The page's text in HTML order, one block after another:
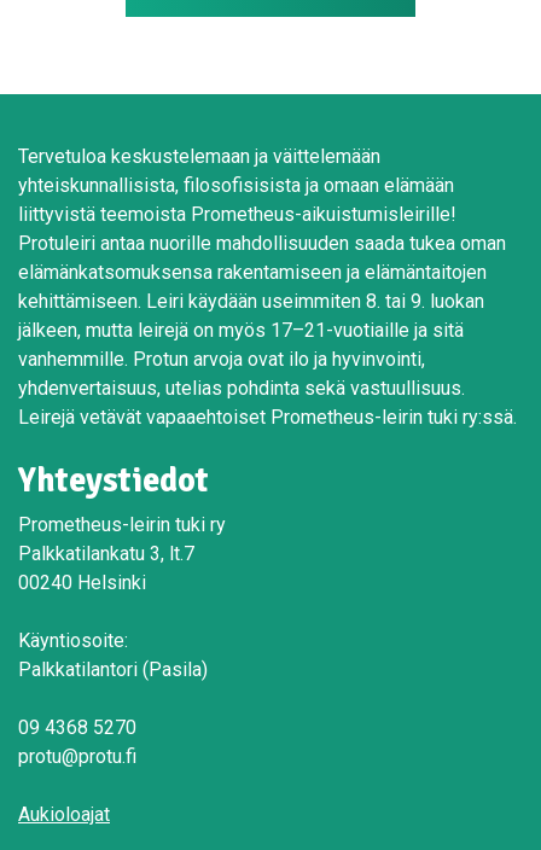
Tervetuloa keskustelemaan ja väittelemään
yhteiskunnallisista, filosofisisista ja omaan elämään
liittyvistä teemoista Prometheus-aikuistumisleirille!
Protuleiri antaa nuorille mahdollisuuden saada tukea oman
elämänkatsomuksensa rakentamiseen ja elämäntaitojen
kehittämiseen. Leiri käydään useimmiten 8. tai 9. luokan
jälkeen, mutta leirejä on myös 17–21-vuotiaille ja sitä
vanhemmille. Protun arvoja ovat ilo ja hyvinvointi,
yhdenvertaisuus, utelias pohdinta sekä vastuullisuus.
Leirejä vetävät vapaaehtoiset Prometheus-leirin tuki ry:ssä.
Yhteystiedot
Prometheus-leirin tuki ry
Palkkatilankatu 3, lt.7
00240 Helsinki
Käyntiosoite:
Palkkatilantori (Pasila)
09 4368 5270
protu@protu.fi
Aukioloajat